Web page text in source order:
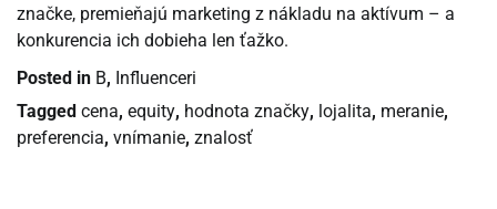
značke, premieňajú marketing z nákladu na aktívum – a
konkurencia ich dobieha len ťažko.
Posted in B, Influenceri
Tagged cena, equity, hodnota značky, lojalita, meranie,
preferencia, vnímanie, znalosť